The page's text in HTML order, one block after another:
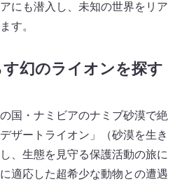
も潜入し、未知の世界をリア
す。
幻のライオンを探す
国・ナミビアのナミブ砂漠で絶
ザートライオン」（砂漠を生き
、生態を見守る保護活動の旅に
適応した超希少な動物との遭遇